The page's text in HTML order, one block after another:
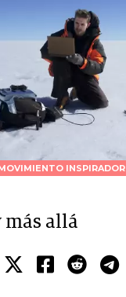
INSPIRADOR
más allá